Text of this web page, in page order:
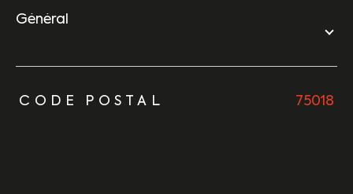
général
TRAD_ZEPHYR_Caracteristique TRAD_ZEPHYR_Valeurs
CODE POSTAL 75018